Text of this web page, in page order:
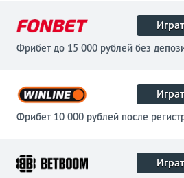
Фрибет до 15 000 рублей без
Фрибет 10 000 рублей после